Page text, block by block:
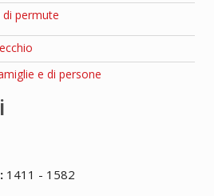
di permute
e di persone
1411 - 1582